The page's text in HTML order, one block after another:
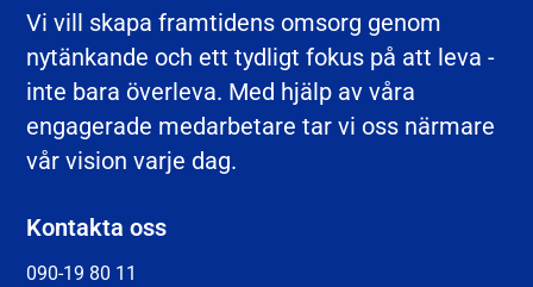
Vi vill skapa framtidens omsorg genom
nytänkande och ett tydligt fokus på att leva -
inte bara överleva. Med hjälp av våra
engagerade medarbetare tar vi oss närmare
vår vision varje dag.
Kontakta oss
090-19 80 11